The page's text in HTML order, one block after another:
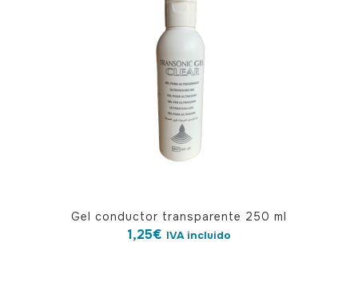
Gel conductor transparente 250 ml
1,25€ IVA incluido